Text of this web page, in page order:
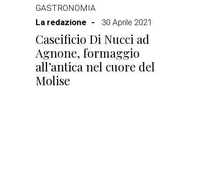
GASTRONOMIA
La redazione
30 Aprile 2021
Caseificio Di Nucci ad
Agnone, formaggio
all’antica nel cuore del
Molise